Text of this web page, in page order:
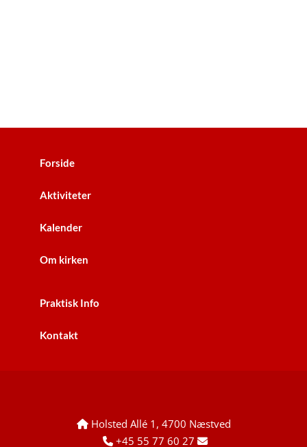
Forside
Aktiviteter
Kalender
Om kirken
Praktisk Info
Kontakt
Holsted Allé 1, 4700 Næstved
+45 55 77 60 27 